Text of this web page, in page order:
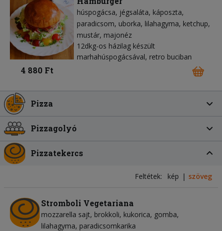
húspogácsa jégsaláta káposzta
paradicsom uborka lilahagyma ketchup
mustár majonéz
12dkg-os házilag készült
marhahúspogácsával, retro buciban
4 880 Ft
Pizza
Pizzagolyó
Pizzatekercs
Feltétek: kép szöveg
Stromboli Vegetariana
mozzarella sajt brokkoli kukorica gomba
lilahagyma paradicsomkarika